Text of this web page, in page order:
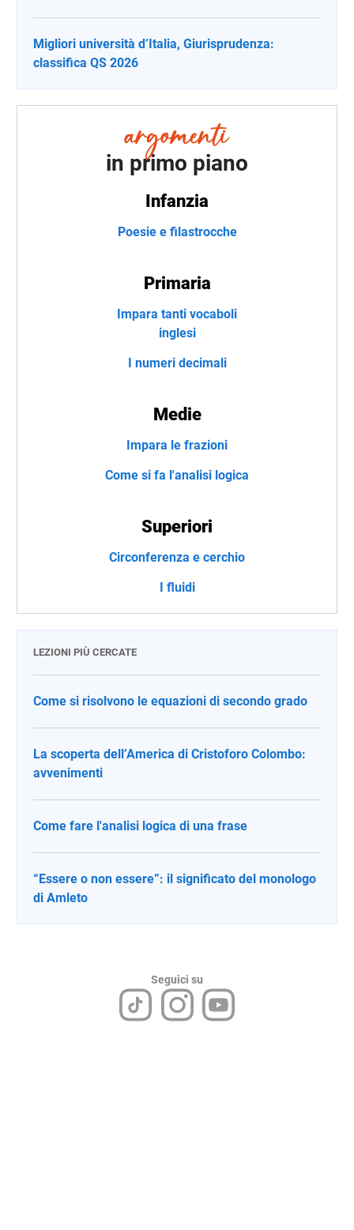
Migliori università d’Italia, Giurisprudenza:
classifica QS 2026
in primo piano
Infanzia
Poesie e filastrocche
Primaria
Impara tanti vocaboli
inglesi
I numeri decimali
Medie
Impara le frazioni
Come si fa l'analisi logica
Superiori
Circonferenza e cerchio
I fluidi
LEZIONI PIÙ CERCATE
Come si risolvono le equazioni di secondo grado
La scoperta dell’America di Cristoforo Colombo:
avvenimenti
Come fare l'analisi logica di una frase
“Essere o non essere”: il significato del monologo
di Amleto
Seguici su